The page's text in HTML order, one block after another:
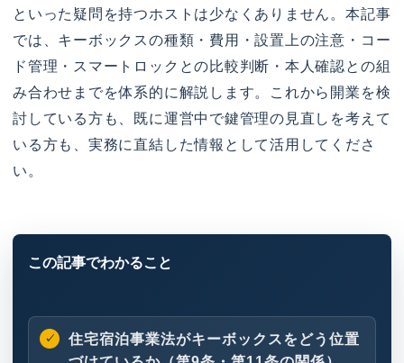
といった疑問を持つホストは少なくありません。本記事
では、キーボックスの種類・費用・設置上の注意・コー
ド管理・スマートロックとの比較判断・本人確認との組
み合わせまでを体系的に解説します。これから開業を検
討している方も、既に運営中で鍵管理の見直しを考えて
いる方も、実務に直結した情報として活用してくださ
い。
住宅宿泊事業法がキーボックスをどう位置